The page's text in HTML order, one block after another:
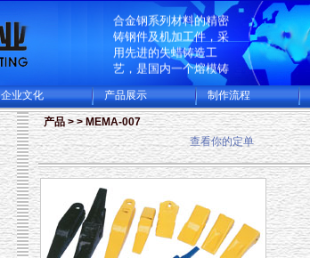
合金钢系列材料的精密
铸钢件及机加工件，采
用先进的失蜡铸造工
艺，是国内一个熔模铸
造的大型的规模化专业
生产基地，集精密铸造
厂和CNC机加工厂，年
可供精密铸件及各类精
铸成品件20000多吨，
主要出口欧美日本等许
多国家。
企业文化 产品展示 制作流程
产品 > > MEMA-007
查看你的定单